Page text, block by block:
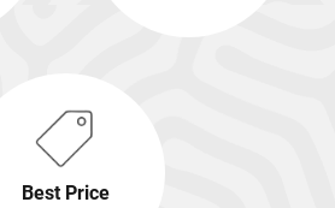
Best Price